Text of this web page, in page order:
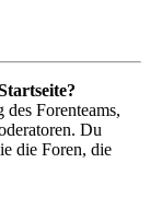
Forenteams,
Du
die Foren, die